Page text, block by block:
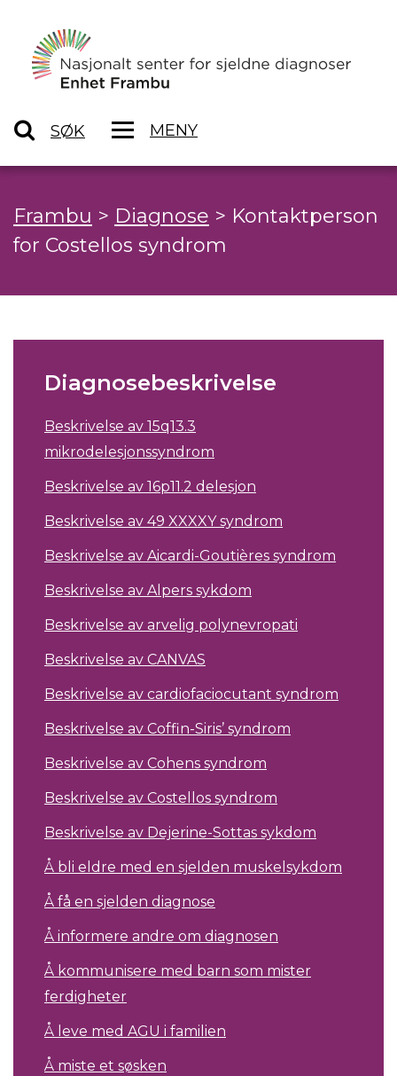
SØK MENY
Frambu > Diagnose > Kontaktperson
for Costellos syndrom
Diagnosebeskrivelse
Beskrivelse av 15q13.3
mikrodelesjonssyndrom
Beskrivelse av 16p11.2 delesjon
Beskrivelse av 49 XXXXY syndrom
Beskrivelse av Aicardi-Goutières syndrom
Beskrivelse av Alpers sykdom
Beskrivelse av arvelig polynevropati
Beskrivelse av CANVAS
Beskrivelse av cardiofaciocutant syndrom
Beskrivelse av Coffin-Siris’ syndrom
Beskrivelse av Cohens syndrom
Beskrivelse av Costellos syndrom
Beskrivelse av Dejerine-Sottas sykdom
Å bli eldre med en sjelden muskelsykdom
Å få en sjelden diagnose
Å informere andre om diagnosen
Å kommunisere med barn som mister
ferdigheter
Å leve med AGU i familien
Å miste et søsken